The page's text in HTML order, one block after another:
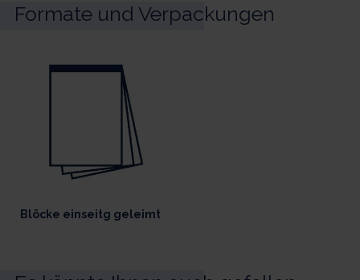
Formate und Verpackungen
Blöcke einseitg geleimt